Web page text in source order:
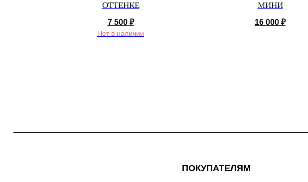
ОТТЕНКЕ
7 500 ₽
Нет в наличии
МИНИ
16 000 ₽
ПОКУПАТЕЛЯМ